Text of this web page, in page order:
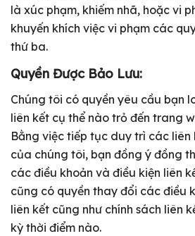
là xúc phạm, khiếm nhã, hoặc vi
khuyến khích việc vi phạm các
thứ ba.
Quyền Được Bảo Lưu:
Chúng tôi có quyền yêu cầu bạn
liên kết cụ thể nào trỏ đến trang
Bằng việc tiếp tục duy trì các
của chúng tôi, bạn đồng ý đồng
các điều khoản và điều kiện liên
cũng có quyền thay đổi các điều
liên kết cũng như chính sách liên
kỳ thời điểm nào.